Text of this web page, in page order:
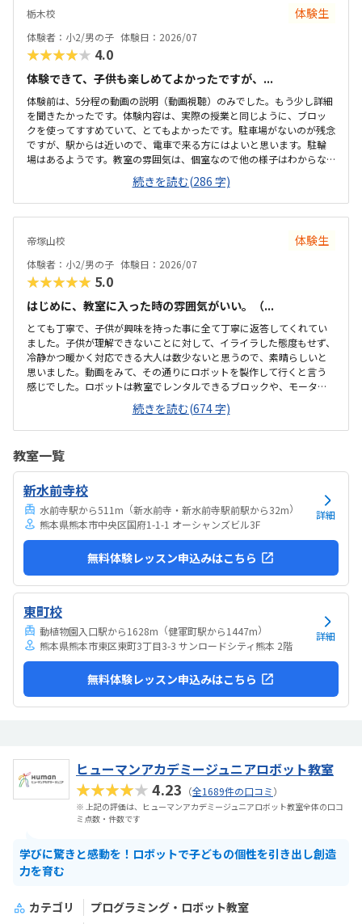
栃木校 体験生
体験者：小2/男の子 体験日：2026/07
★★★★★ 4.0
体験できて、子供も楽しめてよかったですが、...
体験前は、5分程の動画の説明（動画視聴）のみでした。もう少し詳細
を聞きたかったです。体験内容は、実際の授業と同じように、ブロッ
クを使ってすすめていて、とてもよかったです。駐車場がないのが残念
ですが、駅からは近いので、電車で来る方にはよいと思います。駐輪
場はあるようです。教室の雰囲気は、個室なので他の様子はわからな
いです。いくつか部屋があるようでしたが、特に説明を受けていない
です。料金の説明はなく、資料を見たのですが、個別指導なので高く
ても仕方ないのかなと思いました。個別指導なので、子供に合わせて
対応してもらえます。80分は長いかと思いましたが、ちょうどよかっ
続きを読む(286 字)
帝塚山校 体験生
体験者：小2/男の子 体験日：2026/07
★★★★★ 5.0
はじめに、教室に入った時の雰囲気がいい。（...
とても丁寧で、子供が興味を持った事に全て丁寧に返答してくれてい
ました。子供が理解できないことに対して、イライラした態度もせず、
冷静かつ暖かく対応できる大人は数少ないと思うので、素晴らしいと
思いました。動画をみて、その通りにロボットを製作して行くと言う
感じでした。ロボットは教室でレンタルできるブロックや、モーター
などです。タブレットの操作も子供自身ができるので、機械に強くな
るなという印象でした。家から自転車ですぐのところにあります。駐
輪スペースもあり、場所も道路面に接しているので、すぐに見つけら
としているので、気が散らず、集中しやすいと思います。個人授業なの
で、割高かなと思いました。生徒2.3人でも大丈夫な感じはします。あ
と、動画を見ながら制作するので、簡単なうちは家でもできる内容か
なと思います。あまり得意な事がなく、自分に...
続きを読む(674 字)
教室一覧
新水前寺校
水前寺駅から511m （新水前寺・新水前寺駅前駅から32m）
熊本県熊本市中央区国府1-1-1 オーシャンズビル3F
詳細
無料体験レッスン申込みはこちら
東町校
動植物園入口駅から1628m （健軍町駅から1447m）
熊本県熊本市東区東町3丁目3-3 サンロードシティ熊本 2階
詳細
無料体験レッスン申込みはこちら
ヒューマンアカデミージュニアロボット教室
★★★★★4.23 （全1689件の口コミ）
※ 上記の評価は、ヒューマンアカデミージュニアロボット教室全体の口コ
ミ点数・件数です
学びに驚きと感動を！ロボットで子どもの個性を引き出し創造
力を育む
カテゴリ
プログラミング・ロボット教室